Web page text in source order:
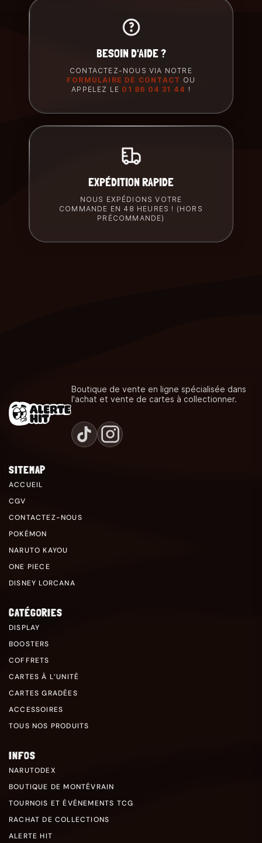
BESOIN D'AIDE ?
CONTACTEZ-NOUS VIA NOTRE
FORMULAIRE DE CONTACT OU
APPELEZ LE 01 86 04 31 44 !
EXPÉDITION RAPIDE
NOUS EXPÉDIONS VOTRE
COMMANDE EN 48 HEURES ! (HORS
PRÉCOMMANDE)
Boutique de vente en ligne spécialisée dans
l'achat et vente de cartes à collectionner.
SITEMAP
ACCUEIL
CGV
CONTACTEZ-NOUS
POKÉMON
NARUTO KAYOU
ONE PIECE
DISNEY LORCANA
CATÉGORIES
DISPLAY
BOOSTERS
COFFRETS
CARTES À L’UNITÉ
CARTES GRADÉES
ACCESSOIRES
TOUS NOS PRODUITS
INFOS
NARUTODEX
BOUTIQUE DE MONTÉVRAIN
TOURNOIS ET ÉVÉNEMENTS TCG
RACHAT DE COLLECTIONS
ALERTE HIT